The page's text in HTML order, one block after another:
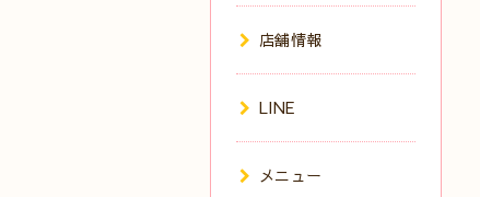
店舗情報
LINE
メニュー